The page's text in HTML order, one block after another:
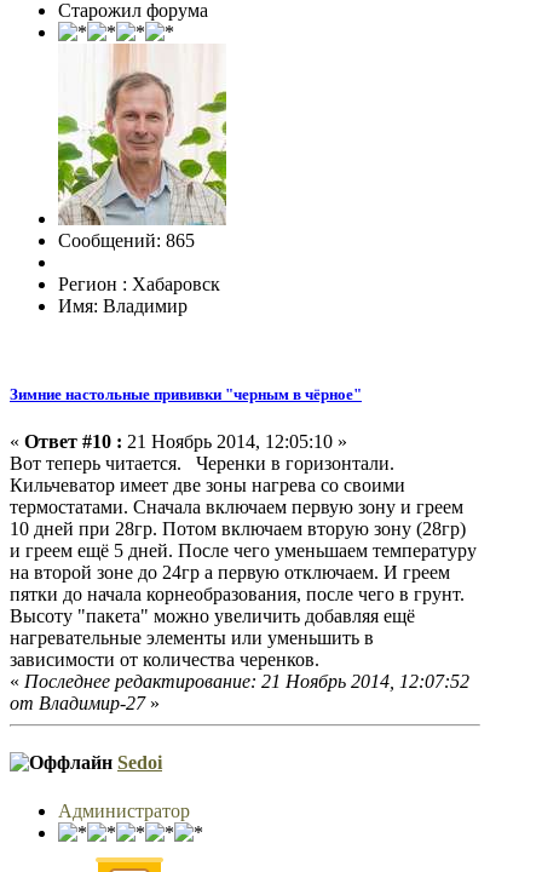
Старожил форума
Сообщений: 865
Регион : Хабаровск
Имя: Владимир
Зимние настольные прививки "черным в чёрное"
« Ответ #10 : 21 Ноябрь 2014, 12:05:10 »
Вот теперь читается. Черенки в горизонтали.
Кильчеватор имеет две зоны нагрева со своими
термостатами. Сначала включаем первую зону и греем
10 дней при 28гр. Потом включаем вторую зону (28гр)
и греем ещё 5 дней. После чего уменьшаем температуру
на второй зоне до 24гр а первую отключаем. И греем
пятки до начала корнеобразования, после чего в грунт.
Высоту "пакета" можно увеличить добавляя ещё
нагревательные элементы или уменьшить в
зависимости от количества черенков.
« Последнее редактирование: 21 Ноябрь 2014, 12:07:52
от Владимир-27»
Sedoi
Администратор